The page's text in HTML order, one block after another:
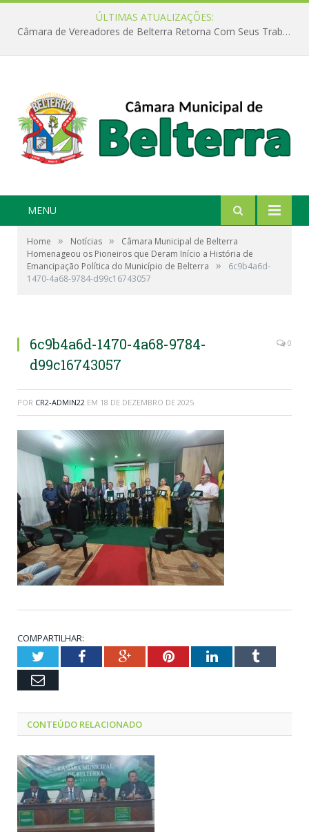
ÚLTIMAS ATUALIZAÇÕES:
Câmara de Vereadores de Belterra Retorna Com Seus Trabalhos Legislativos
MENU
Home » Notícias »
Câmara Municipal de Belterra
Homenageou os Pioneiros que Deram Início a História de
Emancipação Política do Município de Belterra
»
6c9b4a6d-
1470-4a68-9784-d99c16743057
6c9b4a6d-1470-4a68-9784-
d99c16743057
0
POR CR2-ADMIN22 EM 18 DE DEZEMBRO DE 2025
COMPARTILHAR:
TwitterFacebookGoogle+PinterestLinkedInTumblr
Email
CONTEÚDO RELACIONADO